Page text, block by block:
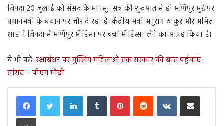
विपक्ष 20 जुलाई को संसद के मानसून सत्र की शुरुआत से ही मणिपुर मुद्दे पर
प्रधानमंत्री के बयान पर जोर दे रहा है। केंद्रीय मंत्री अनुराग ठाकुर और अमित
शाह ने विपक्ष से मणिपुर में हिंसा पर चर्चा में हिस्सा लेने का आग्रह किया है।
ये भी पढ़ें: रक्षाबंधन पर मुस्लिम महिलाओं तक सरकार की बात पहुंचाएं
सांसद – पीएम मोदी
LinkedInTumblr PinterestReddit VKontakteShare via Email
Print